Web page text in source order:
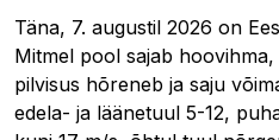
Täna, 7. augustil 2026 on
Mitmel pool sajab
pilvisus hõreneb ja saju
edela- ja läänetuul 5-12,